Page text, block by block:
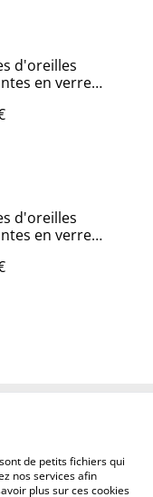
d'oreilles
en verre
d'oreilles
en verre
de cookies
de petits fichiers qui
nos services afin
plus sur ces cookies